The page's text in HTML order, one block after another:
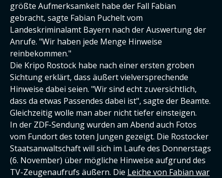
größte Aufmerksamkeit habe der Fall Fabian
gebracht, sagte Fabian Puchelt vom
Landeskriminalamt Bayern nach der Auswertung der
Anrufe. "Wir haben jede Menge Hinweise
reinbekommen."
Die Kripo Rostock habe nach einer ersten groben
Sichtung erklärt, dass äußert vielversprechende
Hinweise dabei seien. "Wir sind echt zuversichtlich,
dass da etwas Passendes dabei ist", sagte der Beamte.
Gleichzeitig wolle man aber nicht tiefer einsteigen.
In der ZDF-Sendung wurden am Abend auch Fotos
vom Fundort des toten Jungen gezeigt. Die Rostocker
Staatsanwaltschaft will sich im Laufe des Donnerstags
(6. November) über mögliche Hinweise aufgrund des
TV-Zeugenaufrufs äußern. Die Leiche von Fabian war